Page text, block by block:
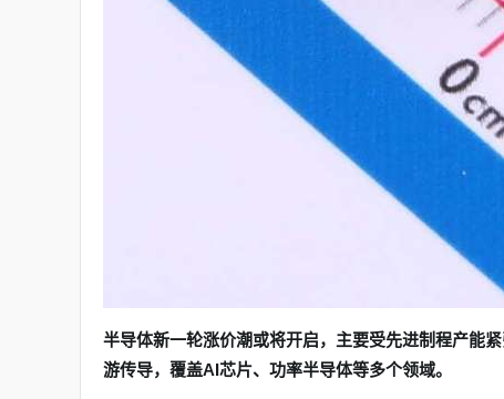
半导体新一轮涨价潮或将开启，主要受先进制程产能
游传导，覆盖AI芯片、功率半导体等多个领域。